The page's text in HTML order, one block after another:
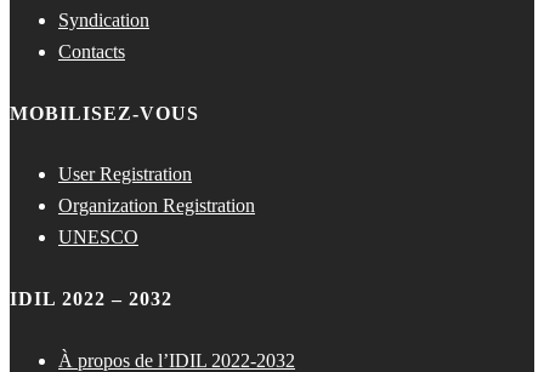
Syndication
Contacts
MOBILISEZ-VOUS
User Registration
Organization Registration
UNESCO
IDIL 2022 – 2032
À propos de l’IDIL 2022-2032